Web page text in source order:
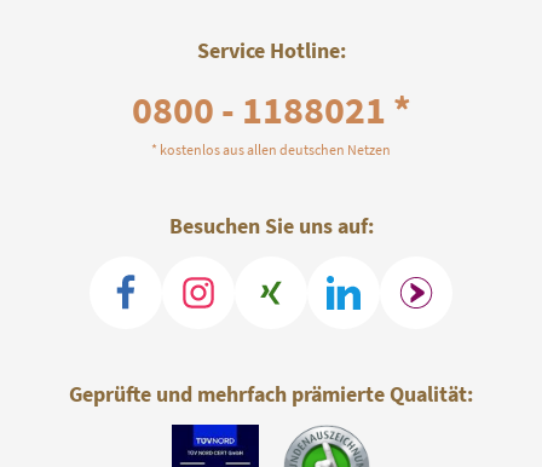
Service Hotline:
0800 - 1188021 *
* kostenlos aus allen deutschen Netzen
Besuchen Sie uns auf:
Geprüfte und mehrfach prämierte Qualität: